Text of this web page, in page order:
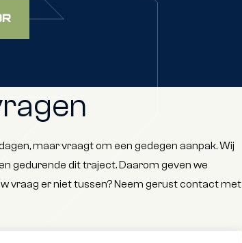
maar vraagt om een gedegen aanpak. Wij
gedurende dit traject. Daarom geven we
vraag er niet tussen? Neem gerust contact met